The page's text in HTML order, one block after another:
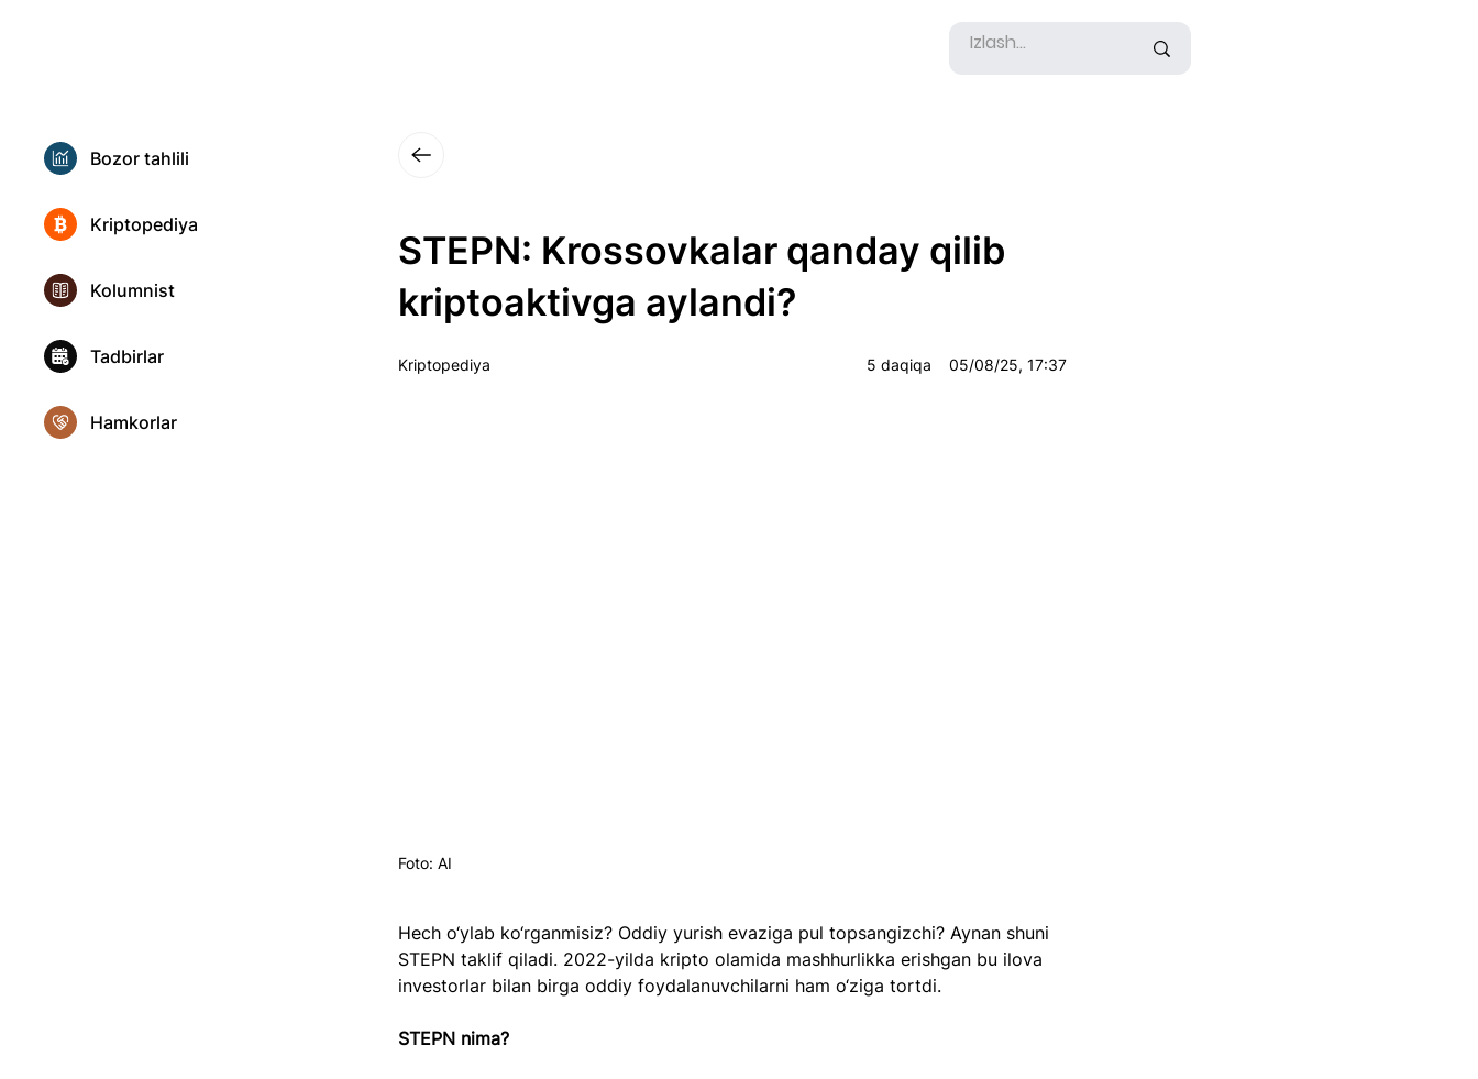
STEPN: Krossovkalar qanday qilib
kriptoaktivga aylandi?
Kriptopediya 5 daqiqa 05/08/25, 17:37
Foto: AI
Hech o‘ylab ko‘rganmisiz? Oddiy yurish evaziga pul topsangizchi? Aynan shuni
STEPN taklif qiladi. 2022-yilda kripto olamida mashhurlikka erishgan bu ilova
investorlar bilan birga oddiy foydalanuvchilarni ham o‘ziga tortdi.
STEPN nima?
Kriptopediya
Hamkorlar
Kolumnist
Tadbirlar
Bozor tahlili